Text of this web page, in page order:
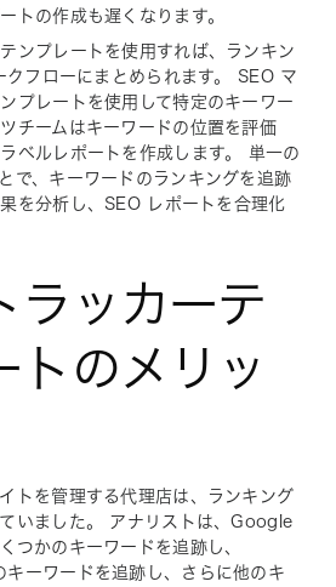
トの作成も遅くなります。
ンプレートを使用すれば、ランキン
フローにまとめられます。 SEO マ
プレートを使用して特定のキーワー
チームはキーワードの位置を評価
ベルレポートを作成します。 単一の
で、キーワードのランキングを追跡
を分析し、SEO レポートを合理化
ラッカーテ
トのメリッ
トを管理する代理店は、ランキング
いました。 アナリストは、Google
つかのキーワードを追跡し、
ーワードを追跡し、さらに他のキ